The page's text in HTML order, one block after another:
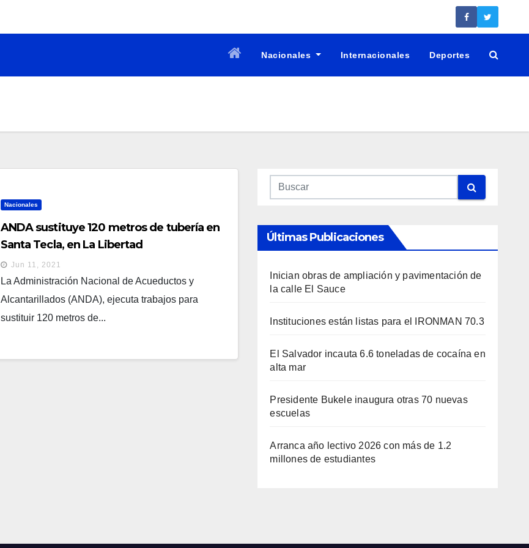
Nacionales Internacionales Deportes
Nacionales
ANDA sustituye 120 metros de tubería en
Santa Tecla, en La Libertad
Jun 11, 2021
La Administración Nacional de Acueductos y
Alcantarillados (ANDA), ejecuta trabajos para
sustituir 120 metros de...
Últimas Publicaciones
Inician obras de ampliación y pavimentación de
la calle El Sauce
Instituciones están listas para el IRONMAN 70.3
El Salvador incauta 6.6 toneladas de cocaína en
alta mar
Presidente Bukele inaugura otras 70 nuevas
escuelas
Arranca año lectivo 2026 con más de 1.2
millones de estudiantes